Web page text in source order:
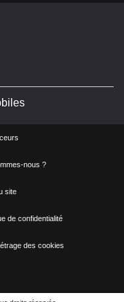
nous ?
site
de confidentialité
des cookies